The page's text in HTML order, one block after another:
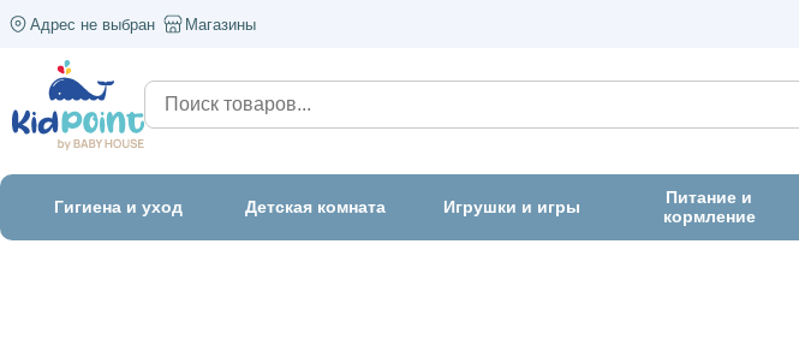
Адрес не выбран Магазины
Гигиена и уход Детская комната Игрушки и игры
Питание и
кормление